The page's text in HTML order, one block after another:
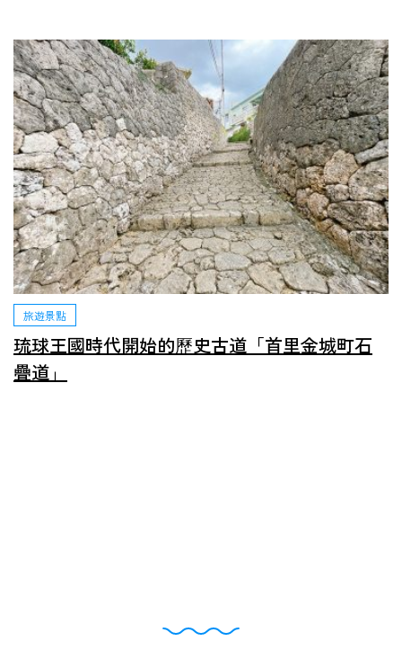
旅遊景點
琉球王國時代開始的歷史古道「首里金城町石
疊道」